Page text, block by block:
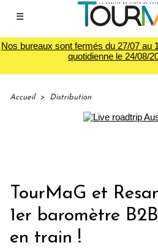
☰
Nos bureaux sont fermés du 27/07 au
quotidienne le 24/08/
Accueil > Distribution
TourMaG et
1er baromètre
en train !